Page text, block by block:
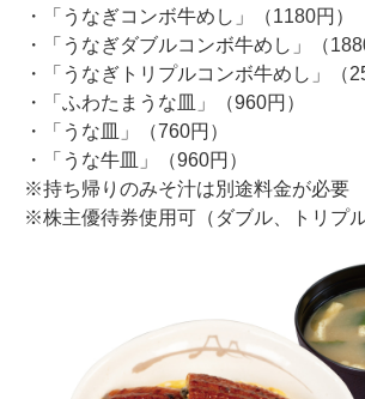
・「うなぎコンボ牛めし」（1180円）
・「うなぎダブルコンボ牛めし」（
・「うなぎトリプルコンボ牛めし」（
・「ふわたまうな皿」（960円）
・「うな皿」（760円）
・「うな牛皿」（960円）
※持ち帰りのみそ汁は別途料金が必要
※株主優待券使用可（ダブル、トリプル